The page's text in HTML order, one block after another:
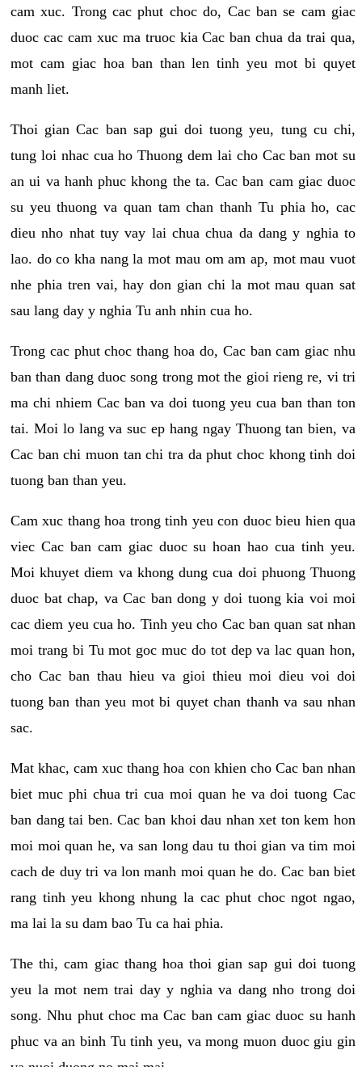
cam xuc. Trong cac phut choc do, Cac ban se cam giac
duoc cac cam xuc ma truoc kia Cac ban chua da trai qua,
mot cam giac hoa ban than len tinh yeu mot bi quyet
manh liet.
Thoi gian Cac ban sap gui doi tuong yeu, tung cu chi,
tung loi nhac cua ho Thuong dem lai cho Cac ban mot su
an ui va hanh phuc khong the ta. Cac ban cam giac duoc
su yeu thuong va quan tam chan thanh Tu phia ho, cac
dieu nho nhat tuy vay lai chua chua da dang y nghia to
lao. do co kha nang la mot mau om am ap, mot mau vuot
nhe phia tren vai, hay don gian chi la mot mau quan sat
sau lang day y nghia Tu anh nhin cua ho.
Trong cac phut choc thang hoa do, Cac ban cam giac nhu
ban than dang duoc song trong mot the gioi rieng re, vi tri
ma chi nhiem Cac ban va doi tuong yeu cua ban than ton
tai. Moi lo lang va suc ep hang ngay Thuong tan bien, va
Cac ban chi muon tan chi tra da phut choc khong tinh doi
tuong ban than yeu.
Cam xuc thang hoa trong tinh yeu con duoc bieu hien qua
viec Cac ban cam giac duoc su hoan hao cua tinh yeu.
Moi khuyet diem va khong dung cua doi phuong Thuong
duoc bat chap, va Cac ban dong y doi tuong kia voi moi
cac diem yeu cua ho. Tinh yeu cho Cac ban quan sat nhan
moi trang bi Tu mot goc muc do tot dep va lac quan hon,
cho Cac ban thau hieu va gioi thieu moi dieu voi doi
tuong ban than yeu mot bi quyet chan thanh va sau nhan
sac.
Mat khac, cam xuc thang hoa con khien cho Cac ban nhan
biet muc phi chua tri cua moi quan he va doi tuong Cac
ban dang tai ben. Cac ban khoi dau nhan xet ton kem hon
moi moi quan he, va san long dau tu thoi gian va tim moi
cach de duy tri va lon manh moi quan he do. Cac ban biet
rang tinh yeu khong nhung la cac phut choc ngot ngao,
ma lai la su dam bao Tu ca hai phia.
The thi, cam giac thang hoa thoi gian sap gui doi tuong
yeu la mot nem trai day y nghia va dang nho trong doi
song. Nhu phut choc ma Cac ban cam giac duoc su hanh
phuc va an binh Tu tinh yeu, va mong muon duoc giu gin